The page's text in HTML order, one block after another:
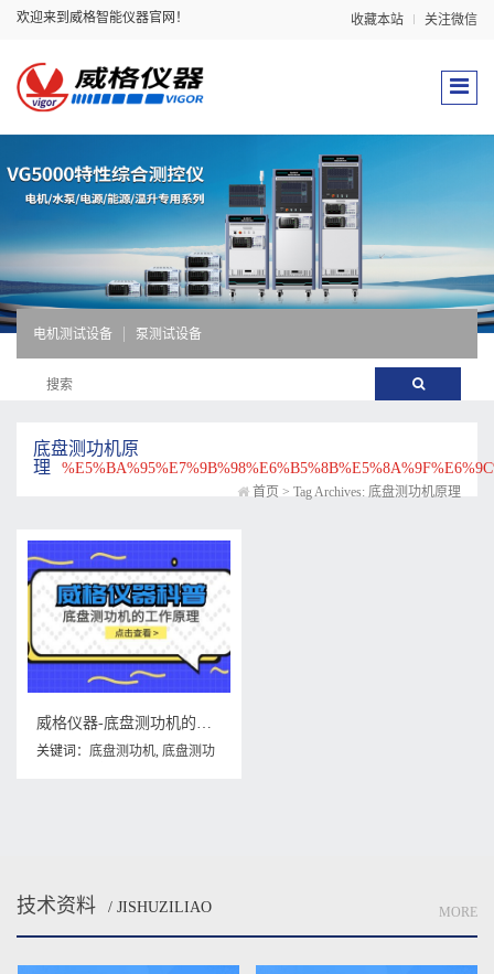
欢迎来到威格智能仪器官网！ 收藏本站 关注微信
电机测试设备 泵测试设备
底盘测功机原
理
首页 > Tag Archives: 底盘测功机原理
威格仪器-底盘测功机的工作原理
关键词： 底盘测功机, 底盘测功
技术资料 / JISHUZILIAO MORE